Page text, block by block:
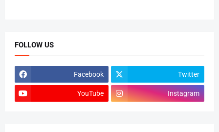
FOLLOW US
Facebook Twitter
YouTube Instagram